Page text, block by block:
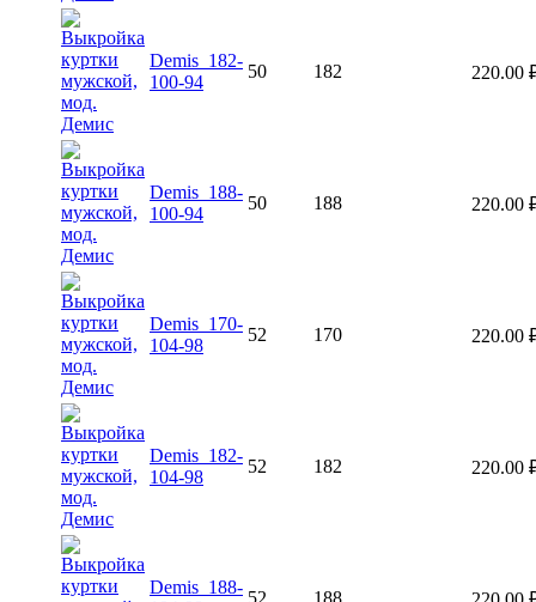
Demis_182-
100-94
50 182 220.00
Demis_188-
100-94
50 188 220.00
Demis_170-
104-98
52 170 220.00
Demis_182-
104-98
52 182 220.00
Demis_188-
52 188